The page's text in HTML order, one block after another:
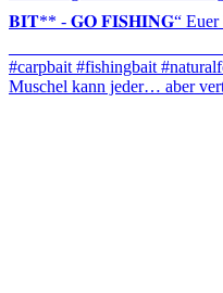
Muschel kann jeder… aber